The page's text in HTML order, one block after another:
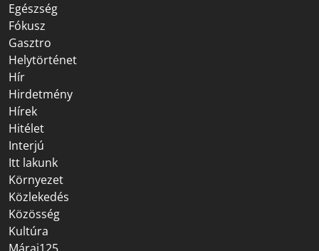
Egészség
Fókusz
Gasztro
Helytörténet
Hír
Hirdetmény
Hírek
Hitélet
Interjú
Itt lakunk
Környezet
Közlekedés
Közösség
Kultúra